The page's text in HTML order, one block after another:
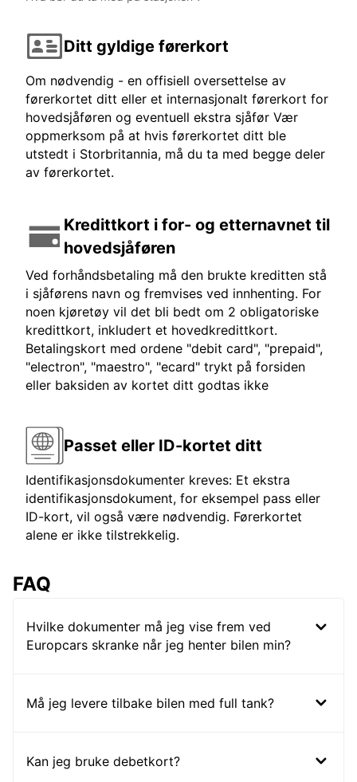
Ditt gyldige førerkort
Om nødvendig - en offisiell oversettelse av
førerkortet ditt eller et internasjonalt førerkort for
hovedsjåføren og eventuell ekstra sjåfør Vær
oppmerksom på at hvis førerkortet ditt ble
utstedt i Storbritannia, må du ta med begge deler
av førerkortet.
Kredittkort i for- og etternavnet til
hovedsjåføren
Ved forhåndsbetaling må den brukte kreditten stå
i sjåførens navn og fremvises ved innhenting. For
noen kjøretøy vil det bli bedt om 2 obligatoriske
kredittkort, inkludert et hovedkredittkort.
Betalingskort med ordene "debit card", "prepaid",
"electron", "maestro", "ecard" trykt på forsiden
eller baksiden av kortet ditt godtas ikke
Passet eller ID-kortet ditt
Identifikasjonsdokumenter kreves: Et ekstra
identifikasjonsdokument, for eksempel pass eller
ID-kort, vil også være nødvendig. Førerkortet
alene er ikke tilstrekkelig.
FAQ
Hvilke dokumenter må jeg vise frem ved
Europcars skranke når jeg henter bilen min?
Må jeg levere tilbake bilen med full tank?
Kan jeg bruke debetkort?